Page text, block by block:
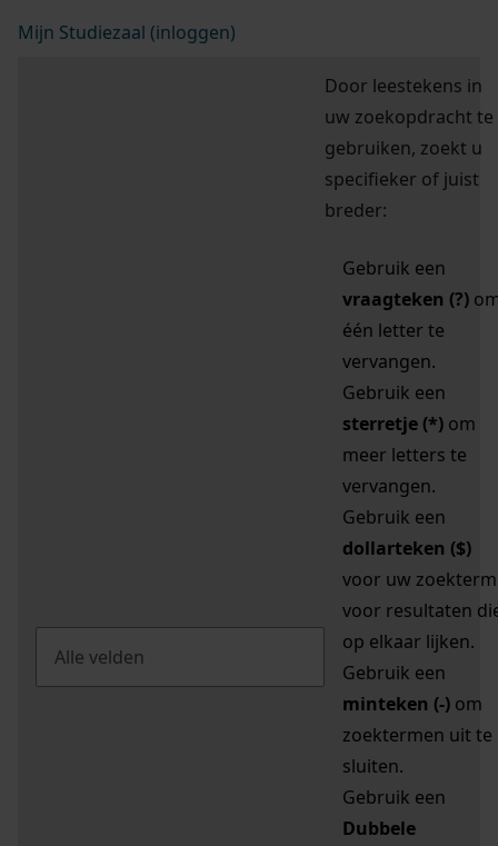
Mijn Studiezaal (inloggen)
Door leestekens in
uw zoekopdracht te
gebruiken, zoekt u
specifieker of juist
breder:
Gebruik een
vraagteken (?)
één letter te
vervangen.
Gebruik een
sterretje (*) om
meer letters te
vervangen.
Gebruik een
dollarteken ($)
voor uw zoekterm
voor resultaten
op elkaar lijken.
Gebruik een
minteken (-) om
zoektermen uit te
sluiten.
Gebruik een
Dubbele